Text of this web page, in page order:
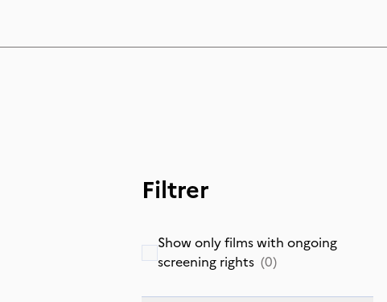
Filtrer
Show only films with ongoing
screening rights (0)